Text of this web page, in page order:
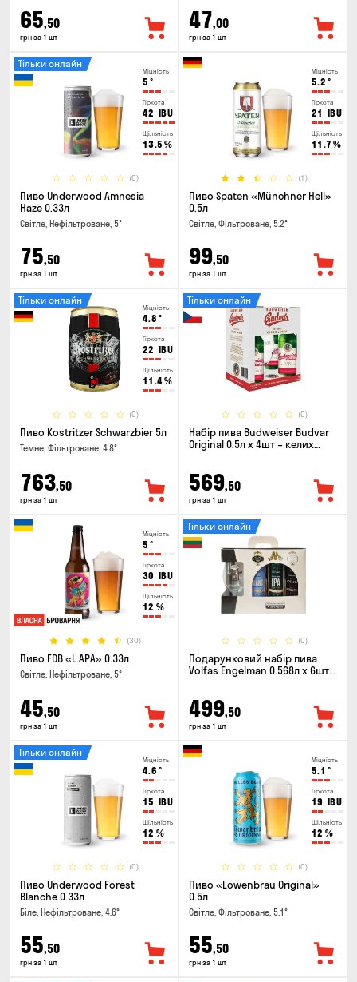
65,50
грн за 1 шт
47,00
грн за 1 шт
Міцність
5 °
Гіркота
42 IBU
Щільність
13.5 %
(0)
Тільки онлайн
Пиво Underwood Amnesia
Haze 0.33л
Світле, Нефільтроване, 5°
75,50
грн за 1 шт
Міцність
5.2 °
Гіркота
21 IBU
Щільність
11.7 %
(1)
Пиво Spaten «Münchner Hell»
0.5л
Світле, Фільтроване, 5.2°
99,50
грн за 1 шт
Міцність
4.8 °
Гіркота
22 IBU
Щільність
11.4%
(0)
Тільки онлайн
Пиво Kostritzer Schwarzbier 5л
Темне, Фільтроване, 4.8°
763,50
грн за 1 шт
(0)
Тільки онлайн
Набір пива Budweiser Budvar
Original 0.5л х 4шт + келих
569,50
грн за 1 шт
Міцність
5 °
Гіркота
30 IBU
Щільність
12 %
(30)
Пиво FDB «L.APA» 0.33л
Світле, Нефільтроване, 5°
45,50
грн за 1 шт
(0)
Тільки онлайн
Подарунковий набір пива
Volfas Engelman 0.568л x 6шт +
499,50
грн за 1 шт
Міцність
4.6 °
Гіркота
15 IBU
Щільність
12 %
(0)
Тільки онлайн
Пиво Underwood Forest
Blanche 0.33л
Біле, Нефільтроване, 4.6°
55,50
грн за 1 шт
Міцність
5.1 °
Гіркота
19 IBU
Щільність
12 %
(0)
Пиво «Lowenbrau Original»
0.5л
Світле, Фільтроване, 5.1°
55,50
грн за 1 шт